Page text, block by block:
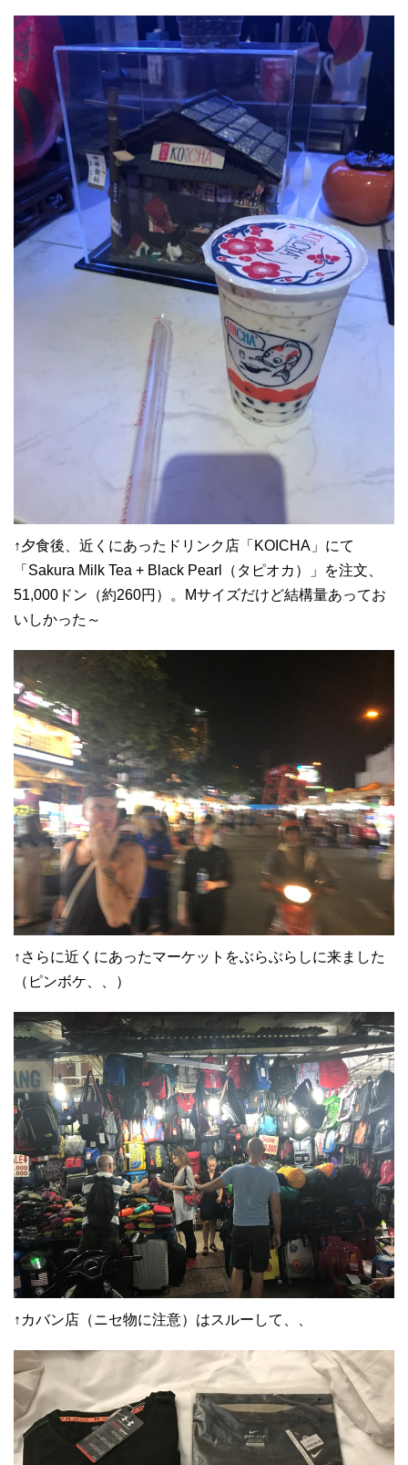
↑夕食後、近くにあったドリンク店「KOICHA」にて
「Sakura Milk Tea + Black Pearl（タピオカ）」を注文、
51,000ドン（約260円）。Mサイズだけど結構量あってお
いしかった～
↑さらに近くにあったマーケットをぶらぶらしに来ました
（ピンボケ、、）
↑カバン店（ニセ物に注意）はスルーして、、